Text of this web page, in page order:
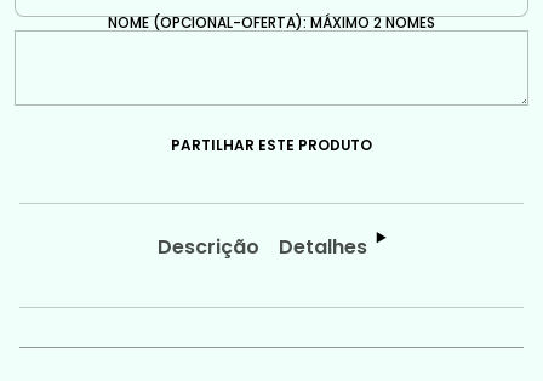
NOME (OPCIONAL-OFERTA): MÁXIMO 2 NOMES
PARTILHAR ESTE PRODUTO
Descrição Detalhes